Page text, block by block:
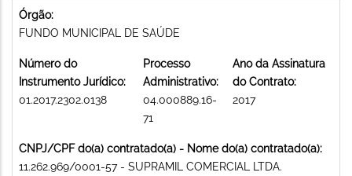
Órgão:
FUNDO MUNICIPAL DE SAÚDE
Número do
Instrumento Jurídico:
01.2017.2302.0138
Processo
Administrativo:
04.000889.16-
71
Ano da Assinatura
do Contrato:
2017
CNPJ/CPF do(a) contratado(a) - Nome do(a) contratado(a):
11.262.969/0001-57 - SUPRAMIL COMERCIAL LTDA.